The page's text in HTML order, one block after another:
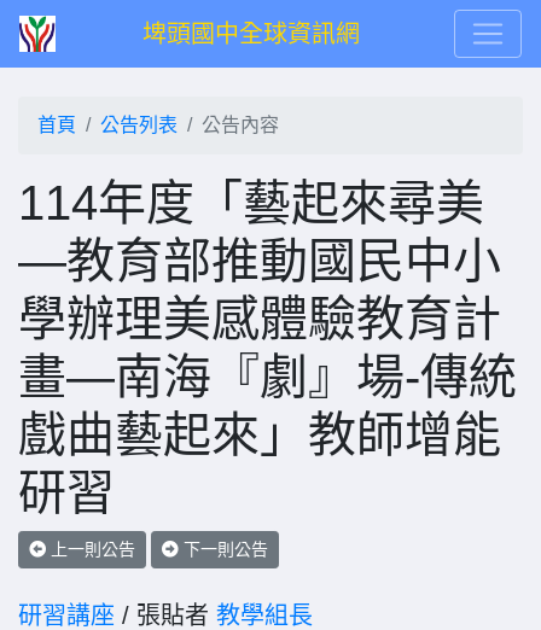
埤頭國中全球資訊網
首頁 公告列表 公告內容
114年度「藝起來尋美
―教育部推動國民中小
學辦理美感體驗教育計
畫―南海『劇』場-傳統
戲曲藝起來」教師增能
研習
上一則公告 下一則公告
研習講座 / 張貼者 教學組長